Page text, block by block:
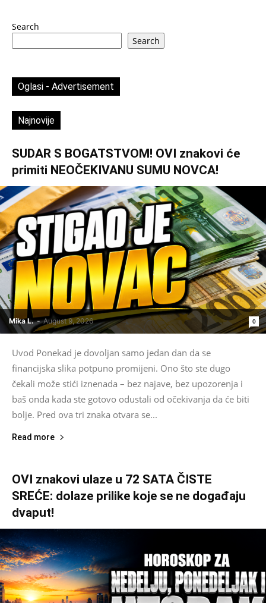
Search
Search
Oglasi - Advertisement
Najnovije
SUDAR S BOGATSTVOM! OVI znakovi će
primiti NEOČEKIVANU SUMU NOVCA!
Mika L. - August 9, 2026 0
Uvod Ponekad je dovoljan samo jedan dan da se
financijska slika potpuno promijeni. Ono što ste dugo
čekali može stići iznenada – bez najave, bez upozorenja i
baš onda kada ste gotovo odustali od očekivanja da će biti
bolje. Pred ova tri znaka otvara se...
Read more
OVI znakovi ulaze u 72 SATA ČISTE
SREĆE: dolaze prilike koje se ne događaju
dvaput!